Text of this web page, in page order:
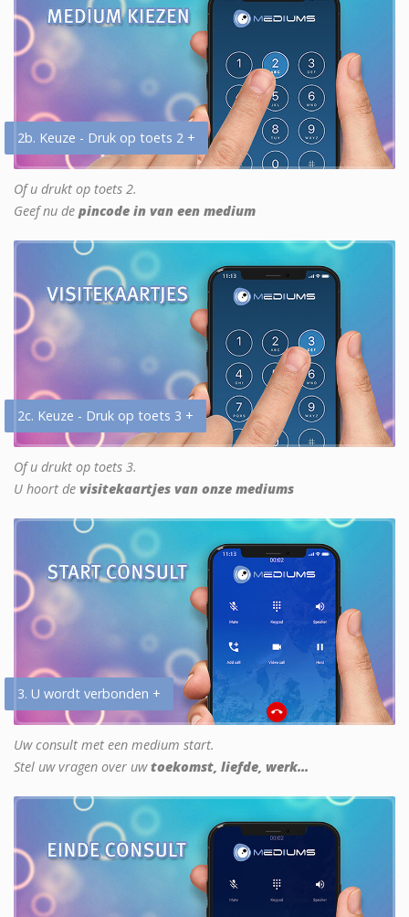
2b. Keuze - Druk op toets 2 +
Of u drukt op toets 2.
Geef nu de pincode in van een medium
2c. Keuze - Druk op toets 3 +
Of u drukt op toets 3.
U hoort de visitekaartjes van onze mediums
3. U wordt verbonden +
Uw consult met een medium start.
Stel uw vragen over uwtoekomst, liefde, werk...